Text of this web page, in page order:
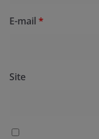
E-mail *
Site